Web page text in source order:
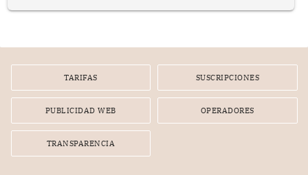
por la frustrada realización de un meet and greet con
TARIFAS SUSCRIPCIONES
PUBLICIDAD WEB OPERADORES
TRANSPARENCIA